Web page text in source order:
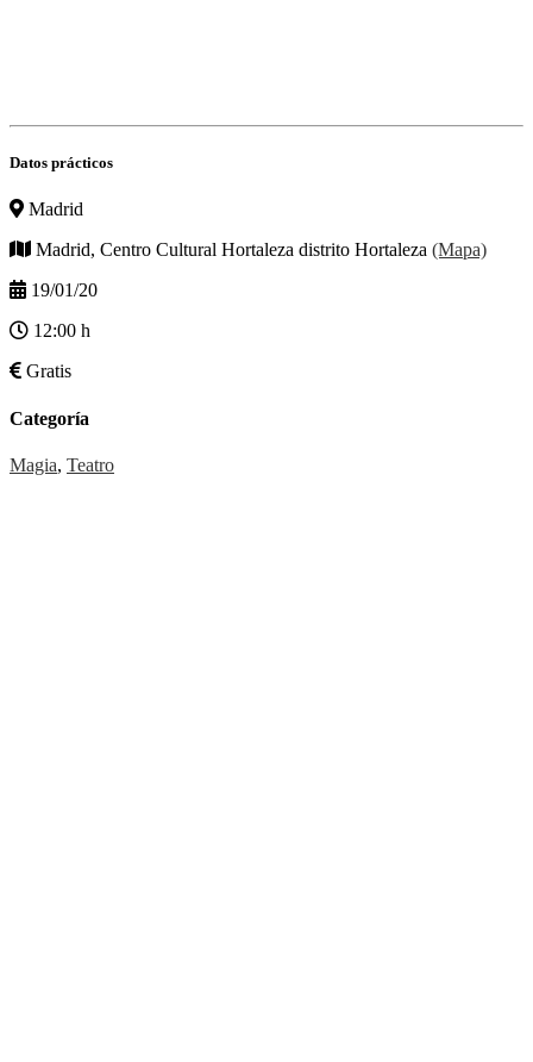
Datos prácticos
Madrid
Madrid, Centro Cultural Hortaleza distrito Hortaleza (Mapa)
19/01/20
12:00 h
Gratis
Categoría
Magia, Teatro